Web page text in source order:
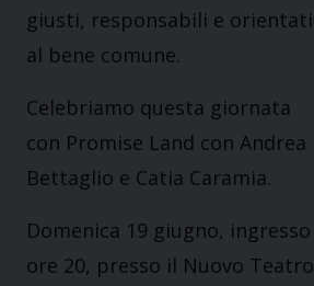
giusti, responsabili e orientati
al bene comune.
Celebriamo questa giornata
con Promise Land con Andrea
Bettaglio e Catia Caramia.
Domenica 19 giugno, ingresso
ore 20, presso il Nuovo Teatro